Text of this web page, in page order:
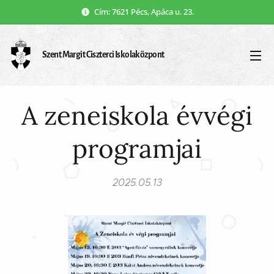
Cím: 7621 Pécs, Apáca u. 23.
Szent Margit Ciszterci Iskolaközpont
A zeneiskola évvégi
programjai
2025.05.13